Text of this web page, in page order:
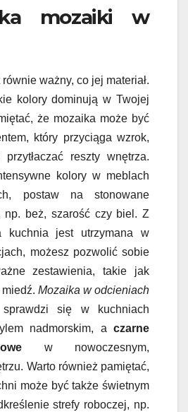
mozaiki w
ważny, co jej materiał.
kolory dominują w Twojej
że mozaika może być
który przyciąga wzrok,
reszty wnętrza.
kolory w meblach
postaw na stonowane
np. beż, szarość czy biel. Z
kuchnia jest utrzymana w
możesz pozwolić sobie
zestawienia, takie jak
Mozaika w odcieniach
się w kuchniach
nadmorskim, a czarne
w nowoczesnym,
Warto również pamiętać,
może być także świetnym
strefy roboczej, np.